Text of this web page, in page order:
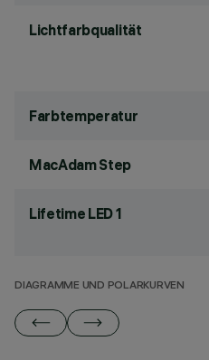
Lichtfarbqualität
Farbtemperatur
MacAdam Step
Lifetime LED 1
DIAGRAMME UND POLARKURVEN